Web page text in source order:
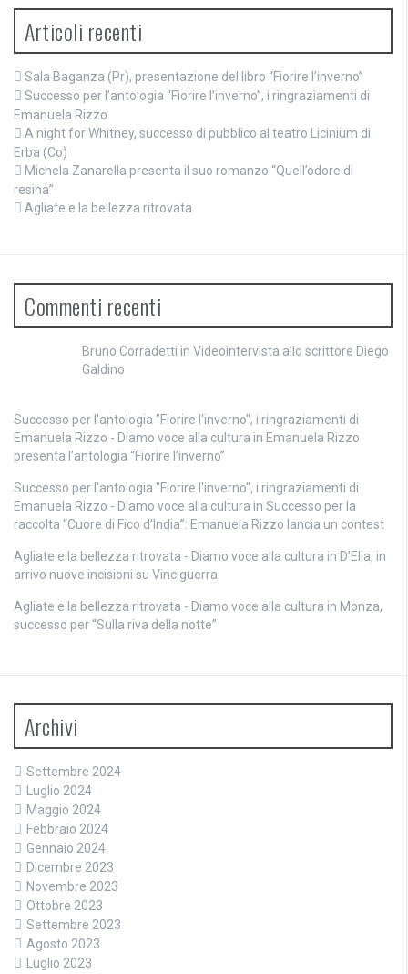
Articoli recenti
Sala Baganza (Pr), presentazione del libro “Fiorire l’inverno”
Successo per l’antologia “Fiorire l’inverno”, i ringraziamenti di
Emanuela Rizzo
A night for Whitney, successo di pubblico al teatro Licinium di
Erba (Co)
Michela Zanarella presenta il suo romanzo “Quell’odore di
resina”
Agliate e la bellezza ritrovata
Commenti recenti
Bruno Corradetti in Videointervista allo scrittore Diego
Galdino
Successo per l'antologia "Fiorire l'inverno", i ringraziamenti di
Emanuela Rizzo - Diamo voce alla cultura in Emanuela Rizzo
presenta l’antologia “Fiorire l’inverno”
Successo per l'antologia "Fiorire l'inverno", i ringraziamenti di
Emanuela Rizzo - Diamo voce alla cultura in Successo per la
raccolta “Cuore di Fico d’India”: Emanuela Rizzo lancia un contest
Agliate e la bellezza ritrovata - Diamo voce alla cultura in D’Elia, in
arrivo nuove incisioni su Vinciguerra
Agliate e la bellezza ritrovata - Diamo voce alla cultura in Monza,
successo per “Sulla riva della notte”
Archivi
Settembre 2024
Luglio 2024
Maggio 2024
Febbraio 2024
Gennaio 2024
Dicembre 2023
Novembre 2023
Ottobre 2023
Settembre 2023
Agosto 2023
Luglio 2023